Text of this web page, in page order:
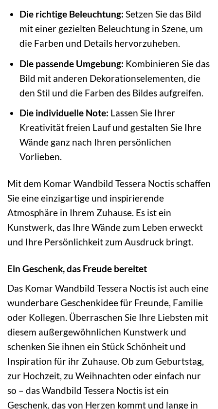
Die richtige Beleuchtung: Setzen Sie das Bild
mit einer gezielten Beleuchtung in Szene, um
die Farben und Details hervorzuheben.
Die passende Umgebung: Kombinieren Sie das
Bild mit anderen Dekorationselementen, die
den Stil und die Farben des Bildes aufgreifen.
Die individuelle Note: Lassen Sie Ihrer
Kreativität freien Lauf und gestalten Sie Ihre
Wände ganz nach Ihren persönlichen
Vorlieben.
Mit dem Komar Wandbild Tessera Noctis schaffen
Sie eine einzigartige und inspirierende
Atmosphäre in Ihrem Zuhause. Es ist ein
Kunstwerk, das Ihre Wände zum Leben erweckt
und Ihre Persönlichkeit zum Ausdruck bringt.
Ein Geschenk, das Freude bereitet
Das Komar Wandbild Tessera Noctis ist auch eine
wunderbare Geschenkidee für Freunde, Familie
oder Kollegen. Überraschen Sie Ihre Liebsten mit
diesem außergewöhnlichen Kunstwerk und
schenken Sie ihnen ein Stück Schönheit und
Inspiration für ihr Zuhause. Ob zum Geburtstag,
zur Hochzeit, zu Weihnachten oder einfach nur
so – das Wandbild Tessera Noctis ist ein
Geschenk, das von Herzen kommt und lange in